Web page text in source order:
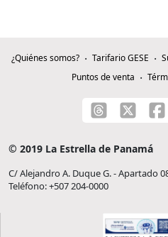
¿Quiénes somos? Tarifario GESE
Puntos de venta
© 2019 La Estrella de Panamá
C/ Alejandro A. Duque G. - Apartado
Teléfono: +507 204-0000